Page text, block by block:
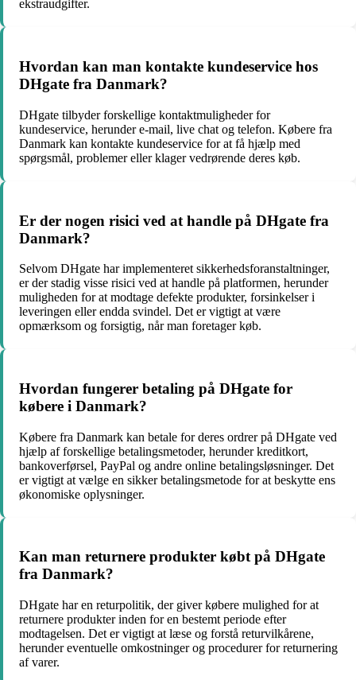
ekstraudgifter.
Hvordan kan man kontakte kundeservice hos
DHgate fra Danmark?
DHgate tilbyder forskellige kontaktmuligheder for
kundeservice, herunder e-mail, live chat og telefon. Købere fra
Danmark kan kontakte kundeservice for at få hjælp med
spørgsmål, problemer eller klager vedrørende deres køb.
Er der nogen risici ved at handle på DHgate fra
Danmark?
Selvom DHgate har implementeret sikkerhedsforanstaltninger,
er der stadig visse risici ved at handle på platformen, herunder
muligheden for at modtage defekte produkter, forsinkelser i
leveringen eller endda svindel. Det er vigtigt at være
opmærksom og forsigtig, når man foretager køb.
Hvordan fungerer betaling på DHgate for
købere i Danmark?
Købere fra Danmark kan betale for deres ordrer på DHgate ved
hjælp af forskellige betalingsmetoder, herunder kreditkort,
bankoverførsel, PayPal og andre online betalingsløsninger. Det
er vigtigt at vælge en sikker betalingsmetode for at beskytte ens
økonomiske oplysninger.
Kan man returnere produkter købt på DHgate
fra Danmark?
DHgate har en returpolitik, der giver købere mulighed for at
returnere produkter inden for en bestemt periode efter
modtagelsen. Det er vigtigt at læse og forstå returvilkårene,
herunder eventuelle omkostninger og procedurer for returnering
af varer.